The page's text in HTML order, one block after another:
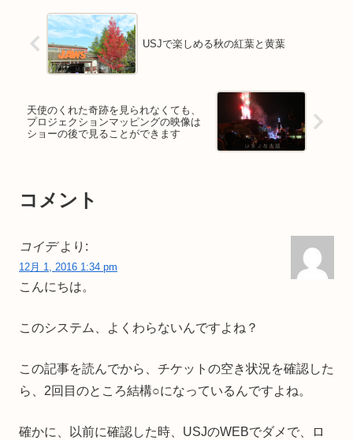
USJで楽しめる秋の紅葉と黄葉
天使のくれた奇跡を見られなくても、
プロジェクションマッピングの映像は
ショーの後で見ることができます
コメント
コイデ より:
12月 1, 2016 1:34 pm
こんにちは。
このシステム、よくわらないんですよね？
この記事を読んでから、チケットの空き状況を確認した
ら、2回目のところ結構○になっているんですよね。
確かに、以前に確認した時、USJのWEBでダメで、ロ